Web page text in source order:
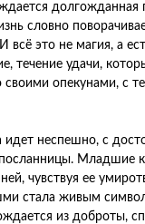
долгожданная
словно
всё это не магия, а
течение удачи,
своими опекунами, с
идет неспешно, с
Младшие
ней, чувствуя ее
стала живым
из доброты,